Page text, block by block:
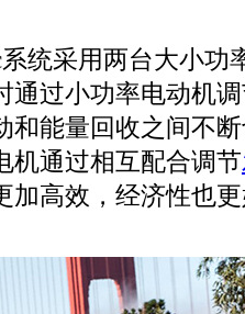
系统采用两台大小功
通过小功率电动机
和能量回收之间不
机通过相互配合调节
加高效，经济性也